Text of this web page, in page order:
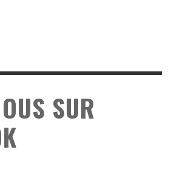
SUR